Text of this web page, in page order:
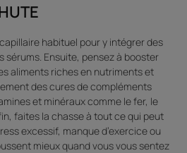
habituel pour y intégrer des
sérums. Ensuite, pensez à booster
aliments riches en nutriments et
des cures de compléments
et minéraux comme le fer, le
faites la chasse à tout ce qui peut
excessif, manque d’exercice ou
mieux quand vous vous sentez